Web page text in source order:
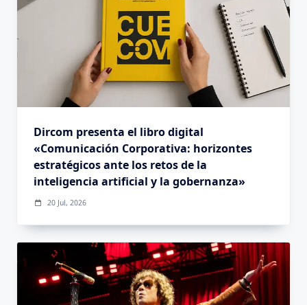
Dircom presenta el libro digital
«Comunicación Corporativa: horizontes
estratégicos ante los retos de la
inteligencia artificial y la gobernanza»
20 Jul, 2026